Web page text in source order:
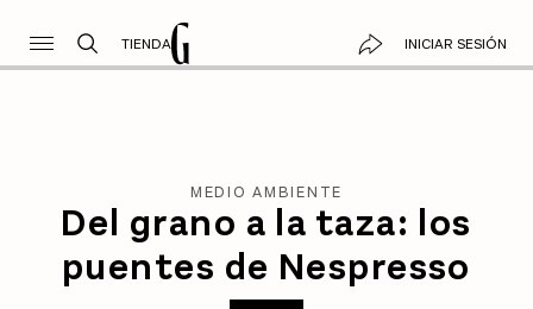
TIENDA INICIAR SESIÓN
MEDIO AMBIENTE
Del grano a la taza: los
puentes de Nespresso